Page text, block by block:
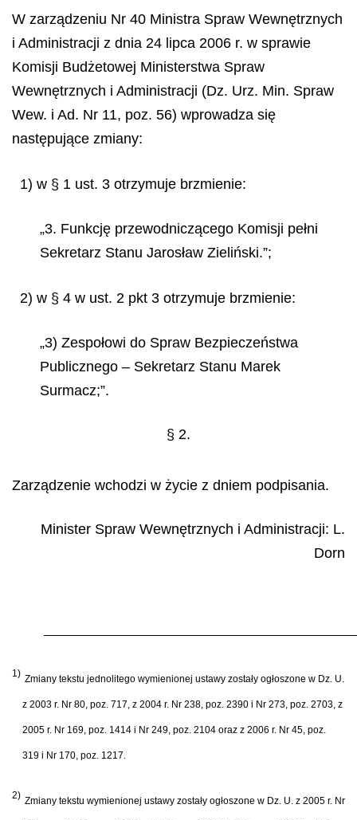
W zarządzeniu Nr 40 Ministra Spraw Wewnętrznych
i Administracji z dnia 24 lipca 2006 r. w sprawie
Komisji Budżetowej Ministerstwa Spraw
Wewnętrznych i Administracji (Dz. Urz. Min. Spraw
Wew. i Ad. Nr 11, poz. 56) wprowadza się
następujące zmiany:
1) w § 1 ust. 3 otrzymuje brzmienie:
„3. Funkcję przewodniczącego Komisji pełni
Sekretarz Stanu Jarosław Zieliński.”;
2) w § 4 w ust. 2 pkt 3 otrzymuje brzmienie:
„3) Zespołowi do Spraw Bezpieczeństwa
Publicznego – Sekretarz Stanu Marek
Surmacz;”.
§ 2.
Zarządzenie wchodzi w życie z dniem podpisania.
Minister Spraw Wewnętrznych i Administracji: L.
Dorn
1) Zmiany tekstu jednolitego wymienionej ustawy zostały ogłoszone w Dz. U.
z 2003 r. Nr 80, poz. 717, z 2004 r. Nr 238, poz. 2390 i Nr 273, poz. 2703, z
2005 r. Nr 169, poz. 1414 i Nr 249, poz. 2104 oraz z 2006 r. Nr 45, poz.
319 i Nr 170, poz. 1217.
2) Zmiany tekstu wymienionej ustawy zostały ogłoszone w Dz. U. z 2005 r. Nr